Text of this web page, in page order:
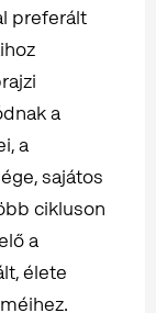
preferált
a
a
sajátos
cikluson
a
élete